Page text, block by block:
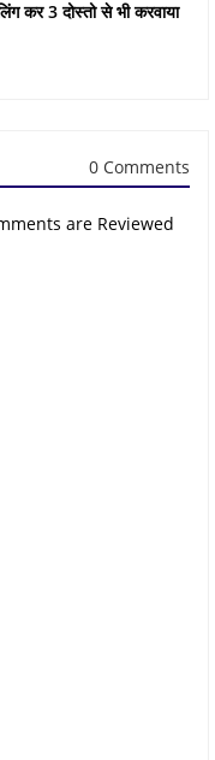
कर 3 दोस्तो से भी करवाया
0 Comments
are Reviewed